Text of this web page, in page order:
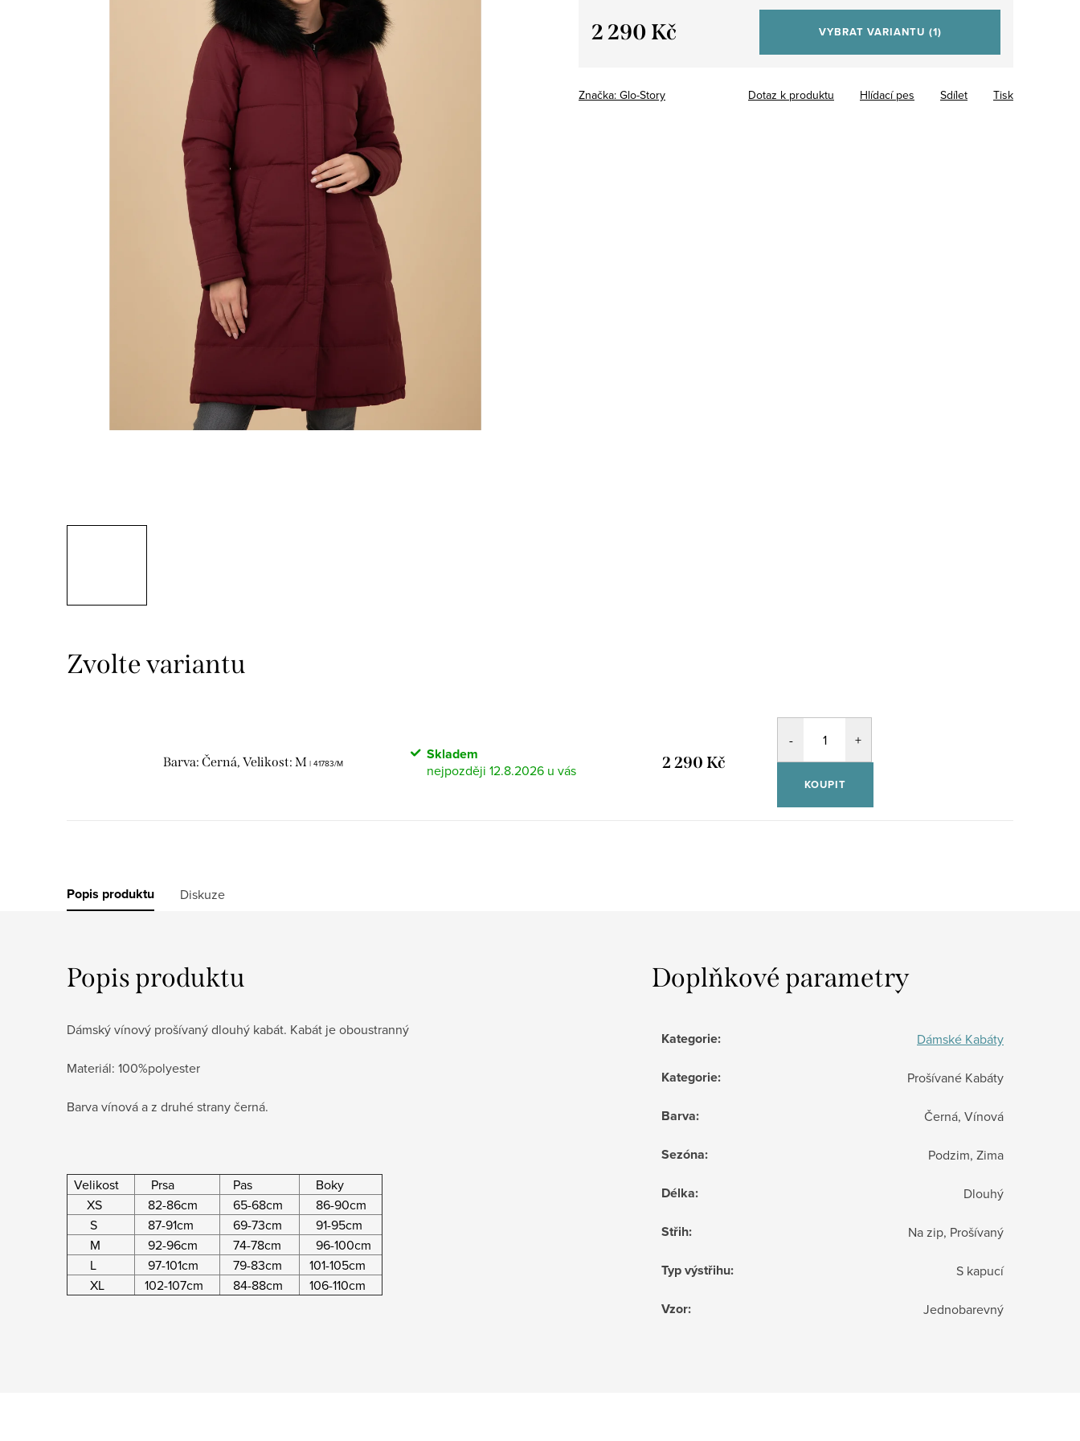
2 290 Kč VYBRAT VARIANTU (1)
Značka: Glo-Story Tisk
Dotaz k produktu Hlídací pes Sdílet
Barva: Černá, Velikost: M | 41783/M Skladem
12.8.2026 2 290 Kč
KOUPIT
Popis produktu Diskuze
Popis produktu
Dámský vínový prošívaný dlouhý kabát. Kabát je oboustranný
Materiál: 100%polyester
Barva vínová a z druhé strany černá.
Velikost Prsa Pas
Boky
XS
82-86cm 65-68cm
86-90cm
S
87-91cm 69-73cm
91-95cm
M
92-96cm 74-78cm
96-100cm
L
97-101cm 79-83cm
101-105cm
XL
102-107cm 84-88cm 106-110cm
Doplňkové parametry
Kategorie: Dámské Kabáty
Kategorie: Prošívané Kabáty
Barva: Černá, Vínová
Sezóna: Podzim, Zima
Délka: Dlouhý
Střih: Na zip, Prošívaný
Typ výstřihu: S kapucí
Vzor: Jednobarevný